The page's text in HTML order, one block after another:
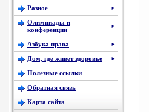
Разное ►
Олимпиады и
конференции
►
Азбука права ►
Дом, где живет здоровье ►
Полезные ссылки
Обратная связь
Карта сайта